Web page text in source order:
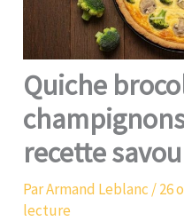
Quiche
recette
ParArmand Leblanc /26
lecture